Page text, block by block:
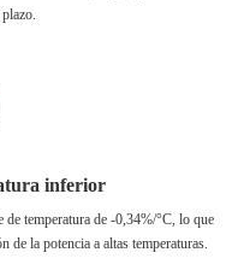
inferior
temperatura de -0,34%/°C, lo que
de la potencia a altas temperaturas.